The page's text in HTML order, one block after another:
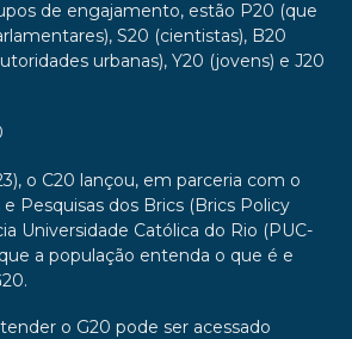
de engajamento, estão P20 (que
S20 (cientistas), B20
urbanas), Y20 (jovens) e J20
o C20 lançou, em parceria com o
Pesquisas dos Brics (Brics Policy
Universidade Católica do Rio (PUC-
a população entenda o que é e
o G20 pode ser acessado